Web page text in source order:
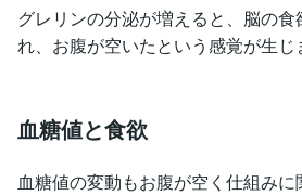
グレリンの分泌が増えると、脳の
れ、お腹が空いたという感覚が生じ
血糖値と食欲
血糖値の変動もお腹が空く仕組みに